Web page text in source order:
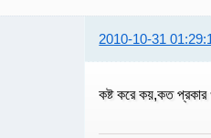
2010-10-31
কষ্ট করে কয়,কত